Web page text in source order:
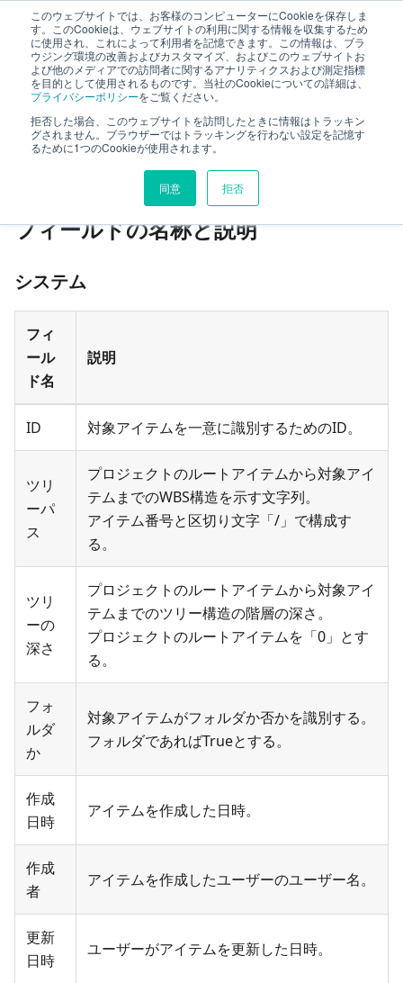
このウェブサイトでは、お客様のコンピューターにCookieを保存しま
す。このCookieは、ウェブサイトの利用に関する情報を収集するため
に使用され、これによって利用者を記憶できます。この情報は、ブラ
ウジング環境の改善およびカスタマイズ、およびこのウェブサイトお
よび他のメディアでの訪問者に関するアナリティクスおよび測定指標
を目的として使用されるものです。当社のCookieについての詳細は、
プライバシーポリシーをご覧ください。
拒否した場合、このウェブサイトを訪問したときに情報はトラッキン
グされません。ブラウザーではトラッキングを行わない設定を記憶す
るために1つのCookieが使用されます。
同意 拒否
TimeTracker RX ヘルプ
リファレンス フィールド一覧
このページの見出し
フィールド一覧
フィールドの名称と説明
システム
フィ
ール
ド名
説明
ID 対象アイテムを一意に識別するためのID。
ツリ
ーパ
ス
プロジェクトのルートアイテムから対象アイ
テムまでのWBS構造を示す文字列。
アイテム番号と区切り文字「/」で構成す
る。
ツリ
ーの
深さ
プロジェクトのルートアイテムから対象アイ
テムまでのツリー構造の階層の深さ。
プロジェクトのルートアイテムを「0」とす
る。
フォ
ルダ
か
対象アイテムがフォルダか否かを識別する。
フォルダであればTrueとする。
作成
日時
アイテムを作成した日時。
作成
者
アイテムを作成したユーザーのユーザー名。
更新
日時
ユーザーがアイテムを更新した日時。